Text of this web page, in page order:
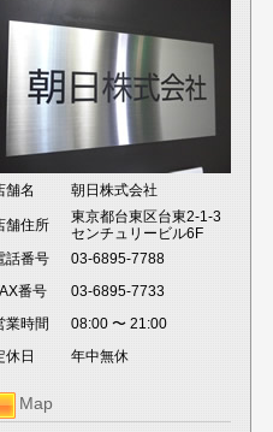
舗名 朝日株式会社
舗住所
東京都台東区台東2-1-3
センチュリービル6F
話番号
03-6895-7788
番号
03-6895-7733
業時間
08:00 〜 21:00
休日
年中無休
Map